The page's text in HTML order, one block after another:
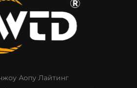
Аопу Лайтинг